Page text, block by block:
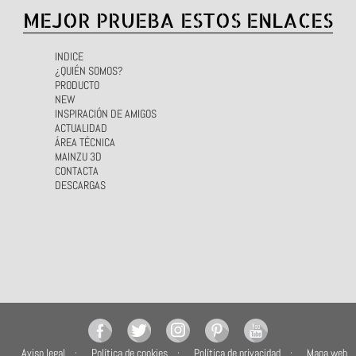
MEJOR PRUEBA ESTOS ENLACES
INDICE
¿QUIÉN SOMOS?
PRODUCTO
NEW
INSPIRACIÓN DE AMIGOS
ACTUALIDAD
ÁREA TÉCNICA
MAINZU 3D
CONTACTA
DESCARGAS
Aviso legal Política de cookies Política de privacidad Mapa web